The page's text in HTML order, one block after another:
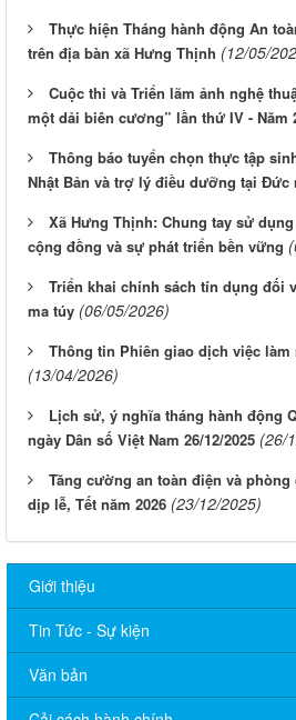
Thực hiện Tháng hành động An
trên địa bàn xã Hưng Thịnh (12/05/
Cuộc thi và Triển lãm ảnh nghệ
một dải biên cương” lần thứ IV - Năm
Thông báo tuyển chọn thực tập
Nhật Bản và trợ lý điều dưỡng tại Đức
Xã Hưng Thịnh: Chung tay sử
cộng đồng và sự phát triển bền vững
Triển khai chính sách tín dụng đối
ma túy (06/05/2026)
Thông tin Phiên giao dịch việc làm
(13/04/2026)
Lịch sử, ý nghĩa tháng hành động
ngày Dân số Việt Nam 26/12/2025 (26/
Tăng cường an toàn điện và
dịp lễ, Tết năm 2026 (23/12/2025)
Giới thiệu
Tin Tức - Sự kiện
Văn bản